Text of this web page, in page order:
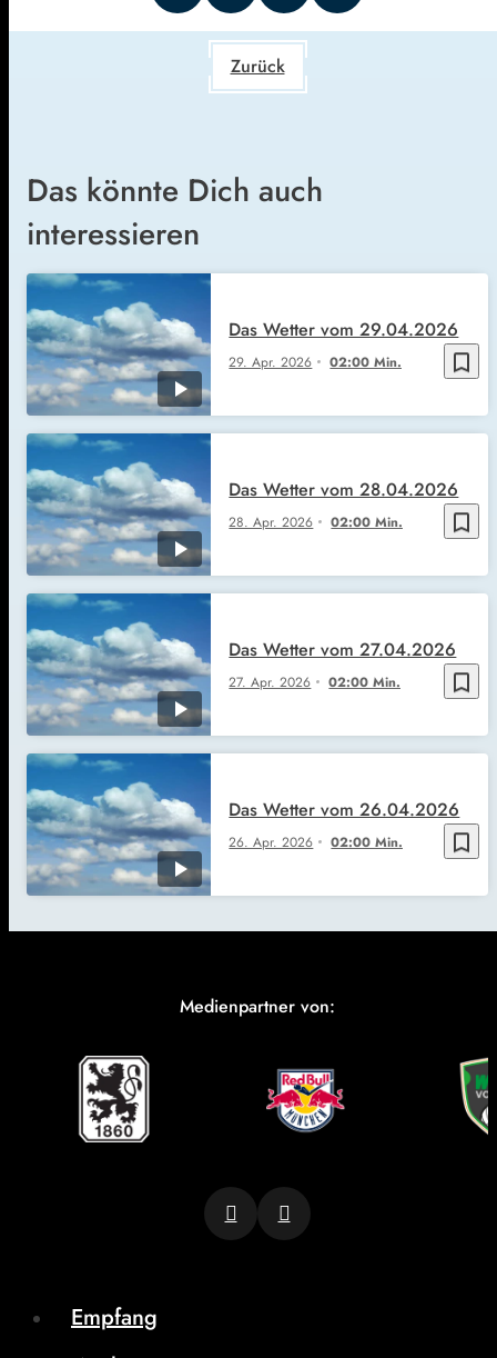
Zurück
Das könnte Dich auch
interessieren
bookmark_border
29. Apr. 2026 02:00 Min.
Das Wetter vom 29.04.2026
bookmark_border
28. Apr. 2026 02:00 Min.
Das Wetter vom 28.04.2026
bookmark_border
27. Apr. 2026 02:00 Min.
Das Wetter vom 27.04.2026
bookmark_border
26. Apr. 2026 02:00 Min.
Das Wetter vom 26.04.2026
Medienpartner von:
Empfang